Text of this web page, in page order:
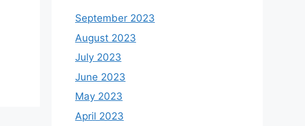
September 2023
August 2023
July 2023
June 2023
May 2023
April 2023